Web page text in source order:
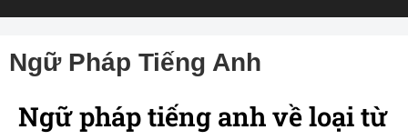
Ngữ Pháp Tiếng Anh
Ngữ pháp tiếng anh về loại từ